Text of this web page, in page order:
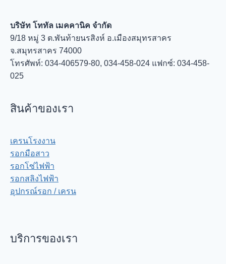
บริษัท โททัล เมคคานิค จำกัด
9/18 หมู่ 3 ต.พันท้ายนรสิงห์ อ.เมืองสมุทรสาคร
จ.สมุทรสาคร 74000
โทรศัพท์: 034-406579-80, 034-458-024 แฟกซ์: 034-458-
025
สินค้าของเรา
เครนโรงงาน
รอกมือสาว
รอกโซ่ไฟฟ้า
รอกสลิงไฟฟ้า
อุปกรณ์รอก / เครน
บริการของเรา